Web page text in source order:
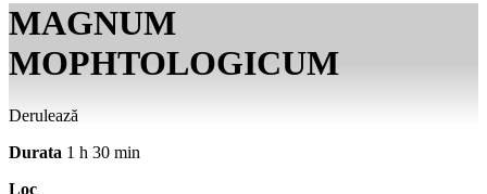
MAGNUM
MOPHTOLOGICUM
Derulează
Durata 1 h 30 min
Loc